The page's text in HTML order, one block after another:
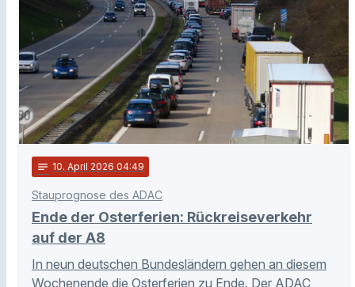
notes 10. April 2026 04:49
Stauprognose des ADAC
Ende der Osterferien: Rückreiseverkehr
auf der A8
In neun deutschen Bundesländern gehen an diesem
Wochenende die Osterferien zu Ende. Der ADAC